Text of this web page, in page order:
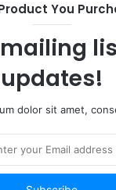
You
updates!
dolor sit amet,